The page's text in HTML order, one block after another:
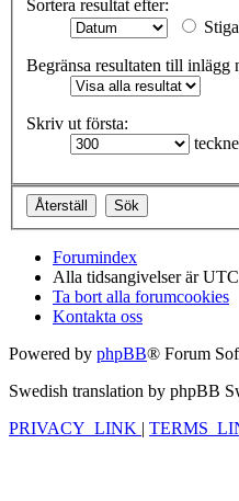
Sortera resultat efter:
Begränsa resultaten till inlägg
Skriv ut första:
Forumindex
Alla tidsangivelser är
Ta bort alla forumcookies
Kontakta oss
Powered by phpBB® Forum
Swedish translation by phpBB
PRIVACY_LINK |